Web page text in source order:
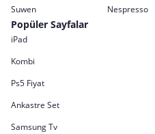
Suwen
Nespresso
Popüler Sayfalar
iPad
Kombi
Ps5 Fiyat
Ankastre Set
Samsung Tv